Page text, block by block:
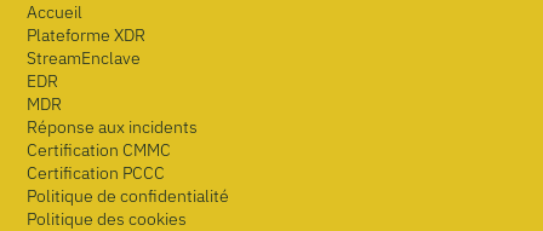
Accueil
Plateforme XDR
StreamEnclave
EDR
MDR
Réponse aux incidents
Certification CMMC
Certification PCCC
Politique de confidentialité
Politique des cookies